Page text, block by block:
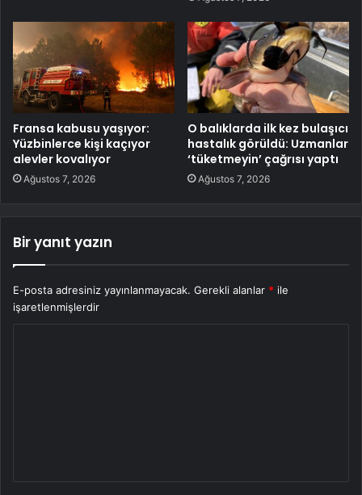
Fransa kabusu yaşıyor:
Yüzbinlerce kişi kaçıyor
alevler kovalıyor
Ağustos 7, 2026
O balıklarda ilk kez bulaşıcı
hastalık görüldü: Uzmanlar
‘tüketmeyin’ çağrısı yaptı
Ağustos 7, 2026
Bir yanıt yazın
E-posta adresiniz yayınlanmayacak. Gerekli alanlar * ile
işaretlenmişlerdir